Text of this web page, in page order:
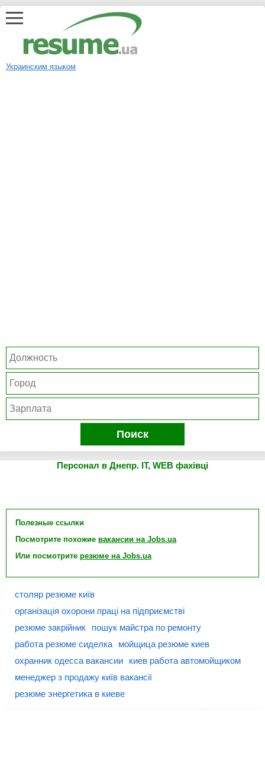
Украинским языком
Поиск
Персонал в Днепр. IT, WEB фахівці
Полезные ссылки
Посмотрите похожие вакансии на Jobs.ua
Или посмотрите резюме на Jobs.ua
столяр резюме київ
організація охорони праці на підприємстві
резюме закрійник
пошук майстра по ремонту
работа резюме сиделка
мойщица резюме киев
охранник одесса вакансии
киев работа автомойщиком
менеджер з продажу київ вакансії
резюме энергетика в киеве